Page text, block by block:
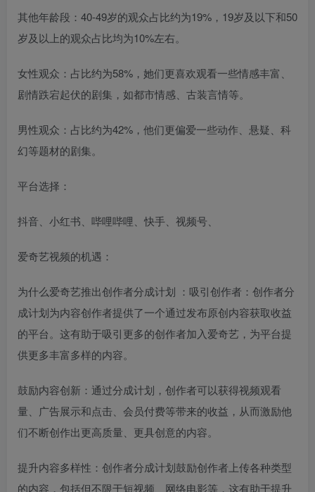
其他年龄段：40-49岁的观众占比约为19%，19岁及以下和50
岁及以上的观众占比均为10%左右。
女性观众：占比约为58%，她们更喜欢观看一些情感丰富、
剧情跌宕起伏的剧集，如都市情感、古装言情等。
男性观众：占比约为42%，他们更偏爱一些动作、悬疑、科
幻等题材的剧集。
平台选择：
抖音、小红书、哔哩哔哩、快手、视频号、
爱奇艺视频的机遇：
为什么爱奇艺推出创作者分成计划 ：吸引创作者：创作者分
成计划为内容创作者提供了一个通过发布原创内容获取收益
的平台。这有助于吸引更多的创作者加入爱奇艺，为平台提
供更多丰富多样的内容。
鼓励内容创新：通过分成计划，创作者可以获得视频观看
量、广告展示和点击、会员付费等带来的收益，从而激励他
们不断创作出更高质量、更具创意的内容。
提升内容多样性：创作者分成计划鼓励创作者上传各种类型
的内容，包括但不限于短视频、网络电影等，这有助于提升